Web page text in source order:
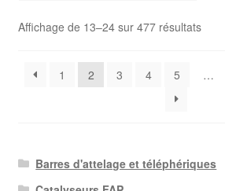
Affichage de 13–24 sur 477 résultatsTrié
récent
1 2 3 4 5 …
Barres d'attelage et téléphériques